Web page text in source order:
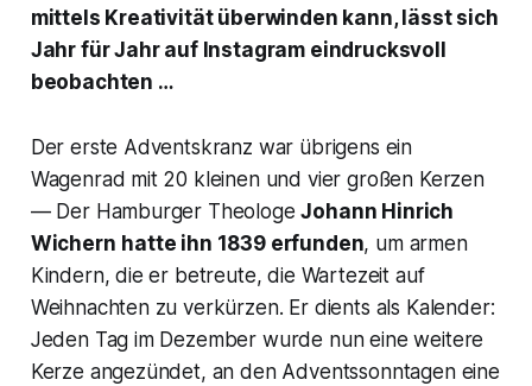
mittels Kreativität überwinden kann, lässt sich
Jahr für Jahr auf Instagram eindrucksvoll
beobachten …
Der erste Adventskranz war übrigens ein
Wagenrad mit 20 kleinen und vier großen Kerzen
— Der Hamburger TheologeJohann Hinrich
Wichern hatte ihn 1839 erfunden, um armen
Kindern, die er betreute, die Wartezeit auf
Weihnachten zu verkürzen. Er dients als Kalender:
Jeden Tag im Dezember wurde nun eine weitere
Kerze angezündet, an den Adventssonntagen eine